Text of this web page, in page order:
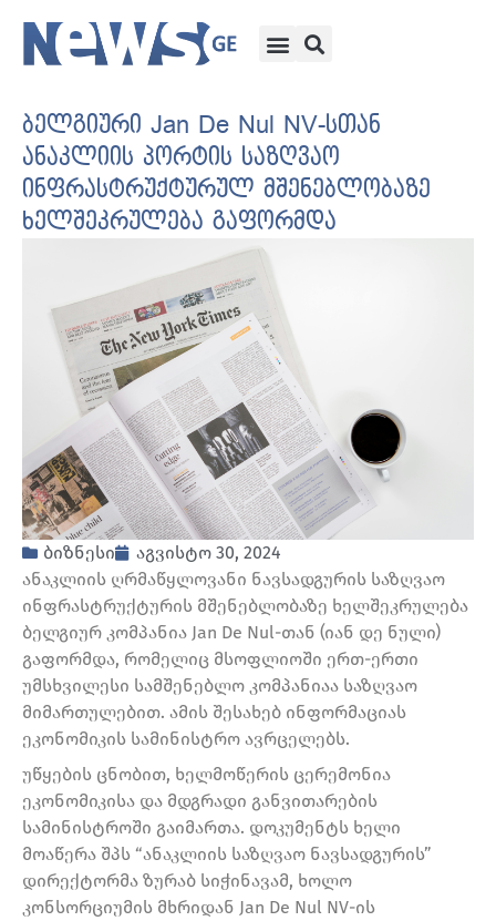
ბელგიური Jan De Nul NV-სთან
ანაკლიის პორტის საზღვაო
ინფრასტრუქტურულ მშენებლობაზე
ხელშეკრულება გაფორმდა
ბიზნესი
აგვისტო 30, 2024
ანაკლიის ღრმაწყლოვანი ნავსადგურის საზღვაო
ინფრასტრუქტურის მშენებლობაზე ხელშეკრულება
ბელგიურ კომპანია Jan De Nul-თან (იან დე ნული)
გაფორმდა, რომელიც მსოფლიოში ერთ-ერთი
უმსხვილესი სამშენებლო კომპანიაა საზღვაო
მიმართულებით. ამის შესახებ ინფორმაციას
ეკონომიკის სამინისტრო ავრცელებს.
უწყების ცნობით, ხელმოწერის ცერემონია
ეკონომიკისა და მდგრადი განვითარების
სამინისტროში გაიმართა. დოკუმენტს ხელი
მოაწერა შპს “ანაკლიის საზღვაო ნავსადგურის”
დირექტორმა ზურაბ სიჭინავამ, ხოლო
კონსორციუმის მხრიდან Jan De Nul NV-ის